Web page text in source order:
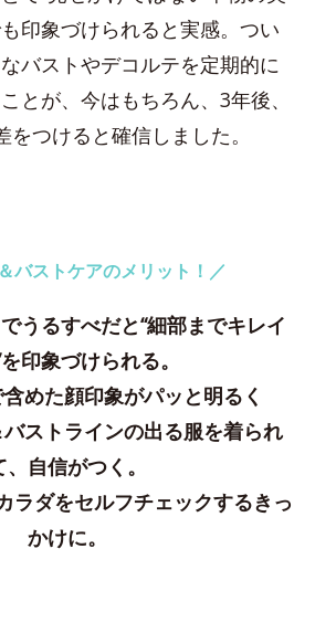
も印象づけられると実感。つい
バストやデコルテを定期的に
とが、今はもちろん、3年後、
つけると確信しました。
バストケアのメリット！／
うるすべだと“細部までキレイ
印象づけられる。
めた顔印象がパッと明るく
ストラインの出る服を着られ
、自信がつく。
ラダをセルフチェックするきっ
かけに。